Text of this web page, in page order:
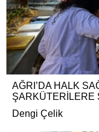
AĞRI’DA HALK
ŞARKÜTERİLERE
Dengi Çelik